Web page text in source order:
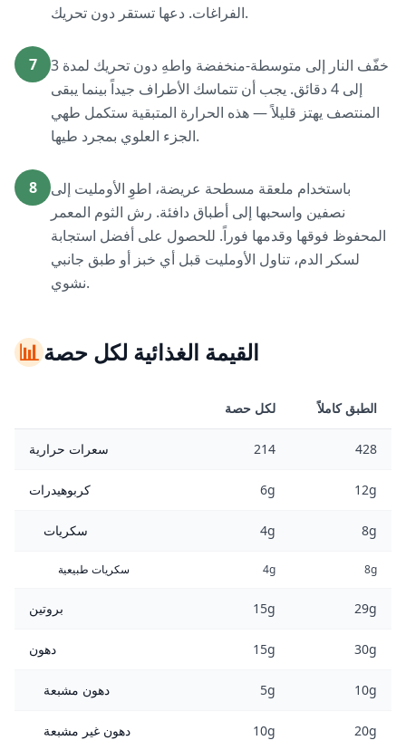
الفراغات. دعها تستقر دون تحريك.
7
خفّف النار إلى متوسطة-منخفضة واطهِ دون تحريك لمدة 3
إلى 4 دقائق. يجب أن تتماسك الأطراف جيداً بينما يبقى
المنتصف يهتز قليلاً — هذه الحرارة المتبقية ستكمل طهي
الجزء العلوي بمجرد طيها.
8
باستخدام ملعقة مسطحة عريضة، اطوِ الأومليت إلى
نصفين واسحبها إلى أطباق دافئة. رش الثوم المعمر
المحفوظ فوقها وقدمها فوراً. للحصول على أفضل استجابة
لسكر الدم، تناول الأومليت قبل أي خبز أو طبق جانبي
نشوي.
📊القيمة الغذائية لكل حصة
لكل حصة الطبق كاملاً
سعرات حرارية 214 428
كربوهيدرات 6g 12g
سكريات 4g 8g
سكريات طبيعية 4g 8g
بروتين 15g 29g
دهون 15g 30g
دهون مشبعة 5g 10g
دهون غير مشبعة 10g 20g